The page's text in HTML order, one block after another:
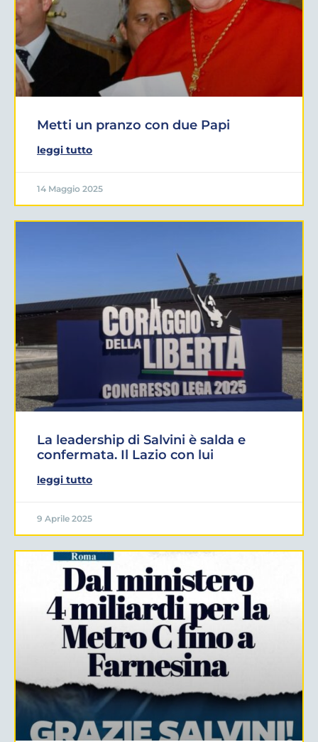
Metti un pranzo con due Papi
leggi tutto
14 Maggio 2025
La leadership di Salvini è salda e
confermata. Il Lazio con lui
leggi tutto
9 Aprile 2025